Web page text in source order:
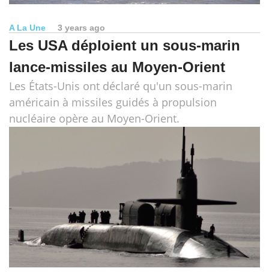
A La Une 3 years ago
Les USA déploient un sous-marin
lance-missiles au Moyen-Orient
Les États-Unis ont déclaré qu'un sous-marin
américain à missiles guidés à propulsion
nucléaire opère au Moyen-Orient.